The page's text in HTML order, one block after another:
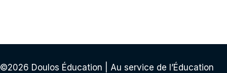
©2026 Doulos Éducation | Au service de l’Éducation